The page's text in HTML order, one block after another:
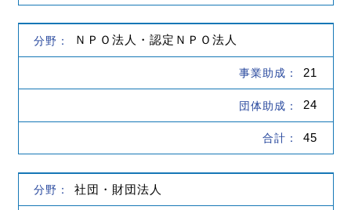
ＮＰＯ法人・認定ＮＰＯ法人
21
24
45
社団・財団法人